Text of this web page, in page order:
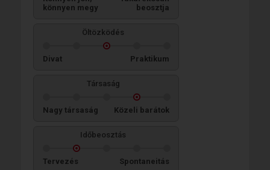
könnyen megy
beosztja
Öltözködés
Divat Praktikum
Társaság
Nagy társaság Közeli barátok
Időbeosztás
Tervezés Spontaneitás